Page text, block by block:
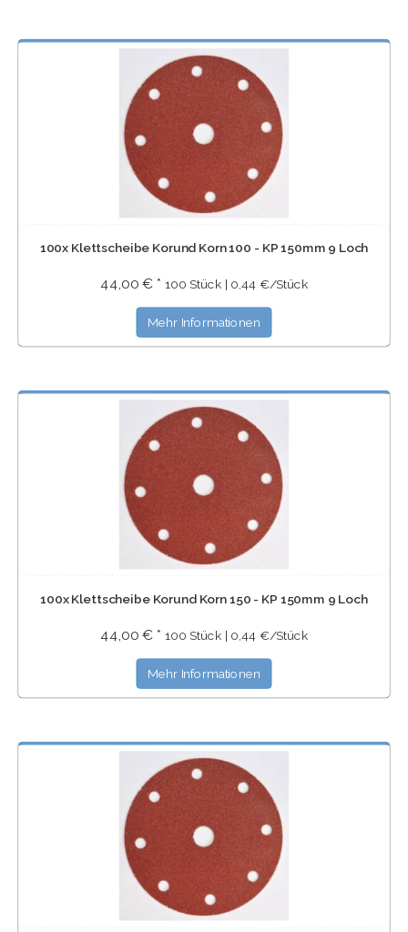
100x Klettscheibe Korund Korn 100 - KP 150mm 9 Loch
44,00 € * 100 Stück | 0,44 €/Stück
Mehr Informationen
100x Klettscheibe Korund Korn 150 - KP 150mm 9 Loch
44,00 € * 100 Stück | 0,44 €/Stück
Mehr Informationen